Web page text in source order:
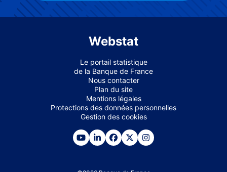
Webstat
Le portail statistique
de la Banque de France
Nous contacter
Plan du site
Mentions légales
Protections des données personnelles
Gestion des cookies